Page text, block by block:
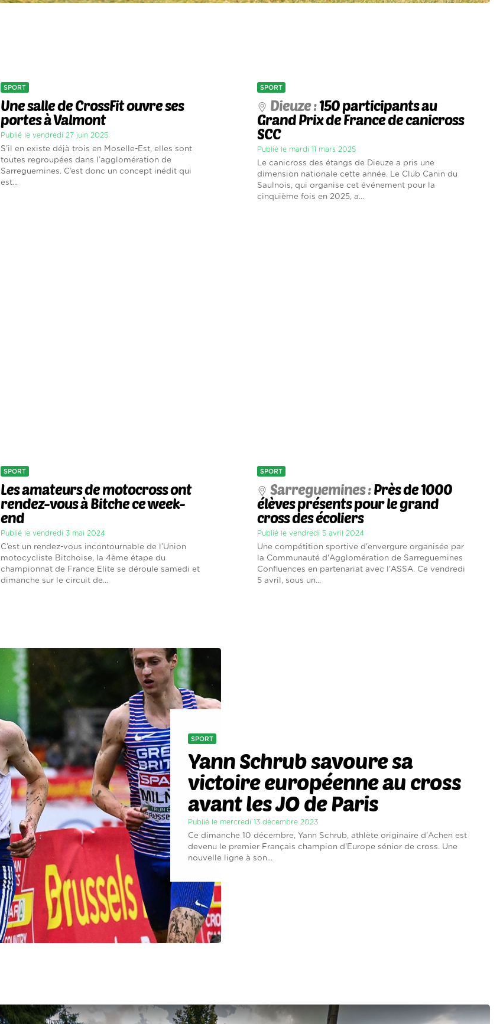
SPORT
Une salle de CrossFit ouvre ses
portes à Valmont
Publié le vendredi 27 juin 2025
S’il en existe déjà trois en Moselle-Est, elles sont
toutes regroupées dans l’agglomération de
Sarreguemines. C’est donc un concept inédit qui
est...
SPORT
Dieuze :150 participants au
Grand Prix de France de canicross
SCC
Publié le mardi 11 mars 2025
Le canicross des étangs de Dieuze a pris une
dimension nationale cette année. Le Club Canin du
Saulnois, qui organise cet événement pour la
cinquième fois en 2025, a...
SPORT
Les amateurs de motocross ont
rendez-vous à Bitche ce week-
end
Publié le vendredi 3 mai 2024
C’est un rendez-vous incontournable de l’Union
motocycliste Bitchoise, la 4ème étape du
championnat de France Elite se déroule samedi et
dimanche sur le circuit de...
SPORT
Sarreguemines :Près de 1000
élèves présents pour le grand
cross des écoliers
Publié le vendredi 5 avril 2024
Une compétition sportive d'envergure organisée par
la Communauté d'Agglomération de Sarreguemines
Confluences en partenariat avec l'ASSA. Ce vendredi
5 avril, sous un...
SPORT
Yann Schrub savoure sa
victoire européenne au cross
avant les JO de Paris
Publié le mercredi 13 décembre 2023
Ce dimanche 10 décembre, Yann Schrub, athlète originaire d'Achen est
devenu le premier Français champion d'Europe sénior de cross. Une
nouvelle ligne à son...